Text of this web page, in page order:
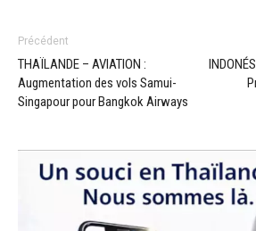
Précédent
THAÏLANDE – AVIATION :
Augmentation des vols Samui-
Singapour pour Bangkok Airways